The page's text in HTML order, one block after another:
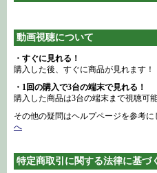
動画視聴について
・すぐに見れる！
購入した後、すぐに商品が見れます！
・1回の購入で3台の端末で見れる！
購入した商品は3台の端末まで視聴可
その他の疑問はヘルプページを参考に
へ
特定商取引に関する法律に基づ